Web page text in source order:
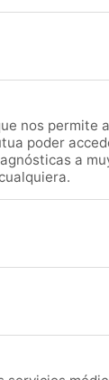
nos permite
poder
a